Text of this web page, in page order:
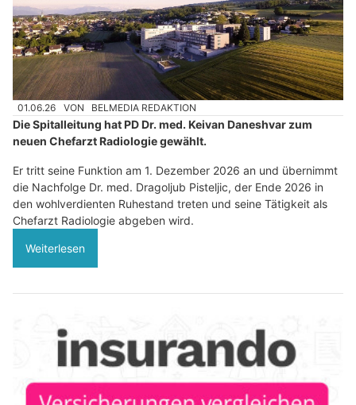
01.06.26 VON BELMEDIA REDAKTION
Die Spitalleitung hat PD Dr. med. Keivan Daneshvar zum
neuen Chefarzt Radiologie gewählt.
Er tritt seine Funktion am 1. Dezember 2026 an und übernimmt
die Nachfolge Dr. med. Dragoljub Pisteljic, der Ende 2026 in
den wohlverdienten Ruhestand treten und seine Tätigkeit als
Chefarzt Radiologie abgeben wird.
Weiterlesen